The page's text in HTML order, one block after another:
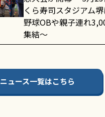
くら寿司スタジアム
野球OBや親子連れ
集結〜
ニュース一覧はこちら